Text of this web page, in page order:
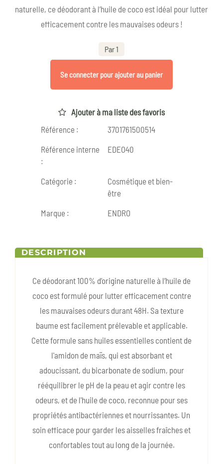
naturelle, ce déodorant à l’huile de coco est idéal pour lutter
efficacement contre les mauvaises odeurs !
Par 1
Se connecter pour ajouter au panier
Ajouter à ma liste des favoris
Référence :
3701761500514
Référence interne
:
EDEO40
Catégorie :
Cosmétique et bien-
être
Marque :
ENDRO
DESCRIPTION
Ce déodorant 100% d’origine naturelle à l’huile de
coco est formulé pour lutter efficacement contre
les mauvaises odeurs durant 48H. Sa texture
baume est facilement prélevable et applicable.
Cette formule sans huiles essentielles contient de
l'amidon de maïs, qui est absorbant et
adoucissant, du bicarbonate de sodium, pour
rééquilibrer le pH de la peau et agir contre les
odeurs, et de l'huile de coco, reconnue pour ses
propriétés antibactériennes et nourrissantes. Un
soin efficace pour garder les aisselles fraîches et
confortables tout au long de la journée.